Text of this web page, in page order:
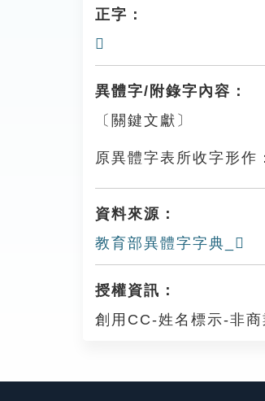
正字：
𩯰
異體字/附錄字內容：
〔關鍵文獻〕
原異體字表所收字形作
資料來源：
教育部異體字字典_𩬄
授權資訊：
創用CC-姓名標示-非